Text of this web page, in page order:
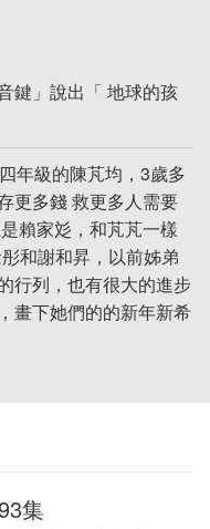
鍵」說出「 地球的孩
年級的陳芃均，3歲多
更多錢 救更多人需要
賴家彣，和芃芃一樣
和謝和昇，以前姊弟
行列，也有很大的進步
畫下她們的的新年新希
集